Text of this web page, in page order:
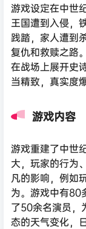
游戏设定在中世
王国遭到入侵，
践踏，家人遭到
复仇和救赎之路
在战场上展开史
当精致，真实度
游戏内容
游戏重建了中世
大，玩家的行为
凡的影响，例如
为。游戏中有80
了50余名演员，
态的天气变化，